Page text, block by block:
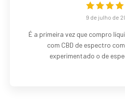
9 de julho de
É a primeira vez que compro
com CBD de espectro
experimentado o de